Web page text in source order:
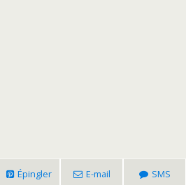
Épingler E-mail SMS